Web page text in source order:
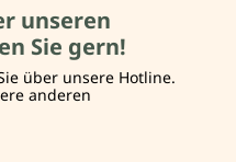
unseren
Sie gern!
über unsere Hotline.
anderen